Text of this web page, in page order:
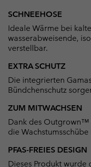
SCHNEEHOSE
Ideale Wärme bei
wasserabweisende,
verstellbar.
EXTRA SCHUTZ
Die integrierten
Bündchenschutz
ZUM MITWACHSEN
Dank des Outgrown™
die
PFAS-FREIES DESIGN
Dieses Produkt wurde